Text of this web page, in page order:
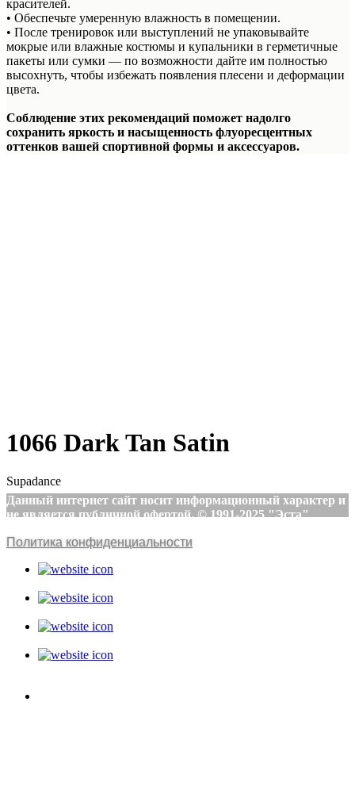
красителей.
• Обеспечьте умеренную влажность в помещении.
• После тренировок или выступлений не упаковывайте
мокрые или влажные костюмы и купальники в герметичные
пакеты или сумки — по возможности дайте им полностью
высохнуть, чтобы избежать появления плесени и деформации
цвета.
Соблюдение этих рекомендаций поможет надолго
сохранить яркость и насыщенность флуоресцентных
оттенков вашей спортивной формы и аксессуаров.
1066 Dark Tan Satin
Supadance
Данный интернет сайт носит информационный характер и
не является публичной офертой. © 1991-2025 "Эста"
Политика конфиденциальности